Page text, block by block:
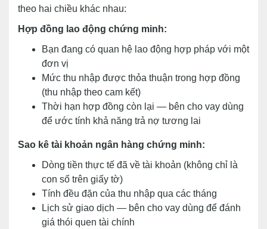
theo hai chiều khác nhau:
Hợp đồng lao động chứng minh:
Bạn đang có quan hệ lao động hợp pháp với một
đơn vị
Mức thu nhập được thỏa thuận trong hợp đồng
(thu nhập theo cam kết)
Thời hạn hợp đồng còn lại — bên cho vay dùng
để ước tính khả năng trả nợ tương lai
Sao kê tài khoản ngân hàng chứng minh:
Dòng tiền thực tế đã về tài khoản (không chỉ là
con số trên giấy tờ)
Tính đều đặn của thu nhập qua các tháng
Lịch sử giao dịch — bên cho vay dùng để đánh
giá thói quen tài chính